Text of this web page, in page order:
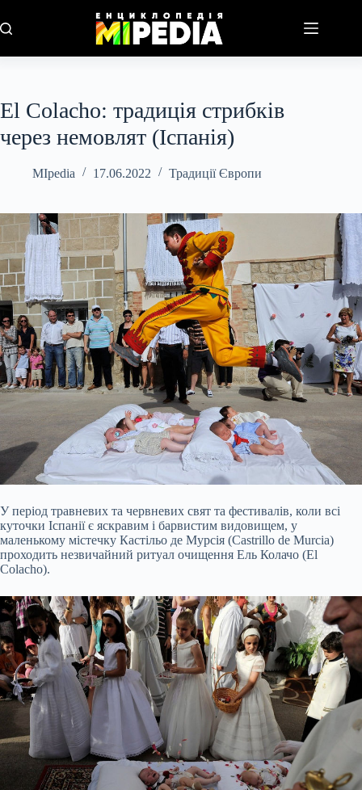
до
вмісту
El Colacho: традиція стрибків
через немовлят (Іспанія)
MIpedia 17.06.2022 Традиції Європи
У період травневих та червневих свят та фестивалів, коли всі
куточки Іспанії є яскравим і барвистим видовищем, у
маленькому містечку Кастільо де Мурсія (Castrillo de Murcia)
проходить незвичайний ритуал очищення Ель Колачо (El
Colacho).